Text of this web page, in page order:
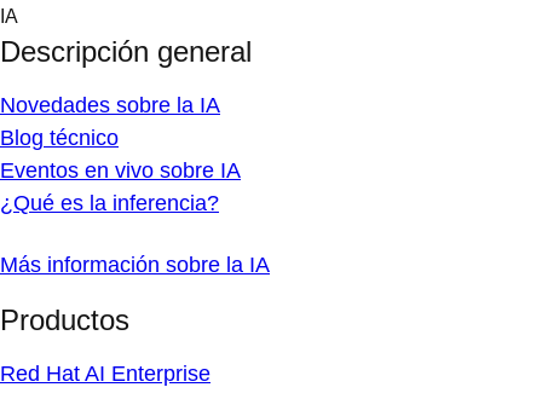
Skip
content
IA
Descripción general
Novedades sobre la IA
Blog técnico
Eventos en vivo sobre IA
¿Qué es la inferencia?
Más información sobre la IA
Productos
Red Hat AI Enterprise